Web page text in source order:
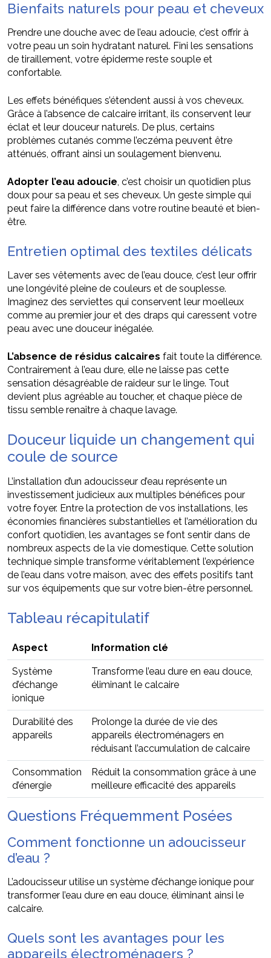
Bienfaits naturels pour peau et cheveux
Prendre une douche avec de l’eau adoucie, c’est offrir à
votre peau un soin hydratant naturel. Fini les sensations
de tiraillement, votre épiderme reste souple et
confortable.
Les effets bénéfiques s’étendent aussi à vos cheveux.
Grâce à l’absence de calcaire irritant, ils conservent leur
éclat et leur douceur naturels. De plus, certains
problèmes cutanés comme l’eczéma peuvent être
atténués, offrant ainsi un soulagement bienvenu.
Adopter l’eau adoucie, c’est choisir un quotidien plus
doux pour sa peau et ses cheveux. Un geste simple qui
peut faire la différence dans votre routine beauté et bien-
être.
Entretien optimal des textiles délicats
Laver ses vêtements avec de l’eau douce, c’est leur offrir
une longévité pleine de couleurs et de souplesse.
Imaginez des serviettes qui conservent leur moelleux
comme au premier jour et des draps qui caressent votre
peau avec une douceur inégalée.
L’absence de résidus calcaires fait toute la différence.
Contrairement à l’eau dure, elle ne laisse pas cette
sensation désagréable de raideur sur le linge. Tout
devient plus agréable au toucher, et chaque pièce de
tissu semble renaître à chaque lavage.
Douceur liquide un changement qui
coule de source
L’installation d’un adoucisseur d’eau représente un
investissement judicieux aux multiples bénéfices pour
votre foyer. Entre la protection de vos installations, les
économies financières substantielles et l’amélioration du
confort quotidien, les avantages se font sentir dans de
nombreux aspects de la vie domestique. Cette solution
technique simple transforme véritablement l’expérience
de l’eau dans votre maison, avec des effets positifs tant
sur vos équipements que sur votre bien-être personnel.
Tableau récapitulatif
Aspect Information clé
Système
d’échange
ionique
Transforme l’eau dure en eau douce,
éliminant le calcaire
Durabilité des
appareils
Prolonge la durée de vie des
appareils électroménagers en
réduisant l’accumulation de calcaire
Consommation
d’énergie
Réduit la consommation grâce à une
meilleure efficacité des appareils
Questions Fréquemment Posées
Comment fonctionne un adoucisseur
d’eau ?
L’adoucisseur utilise un système d’échange ionique pour
transformer l’eau dure en eau douce, éliminant ainsi le
calcaire.
Quels sont les avantages pour les
appareils électroménagers ?